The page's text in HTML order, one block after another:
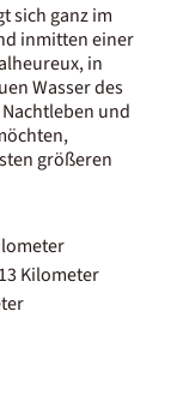
sich ganz im
inmitten einer
in
Wasser des
und
größeren
Kilometer